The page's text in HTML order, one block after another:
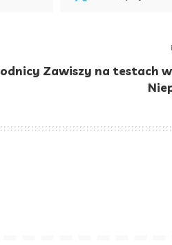
Zawiszy na testach